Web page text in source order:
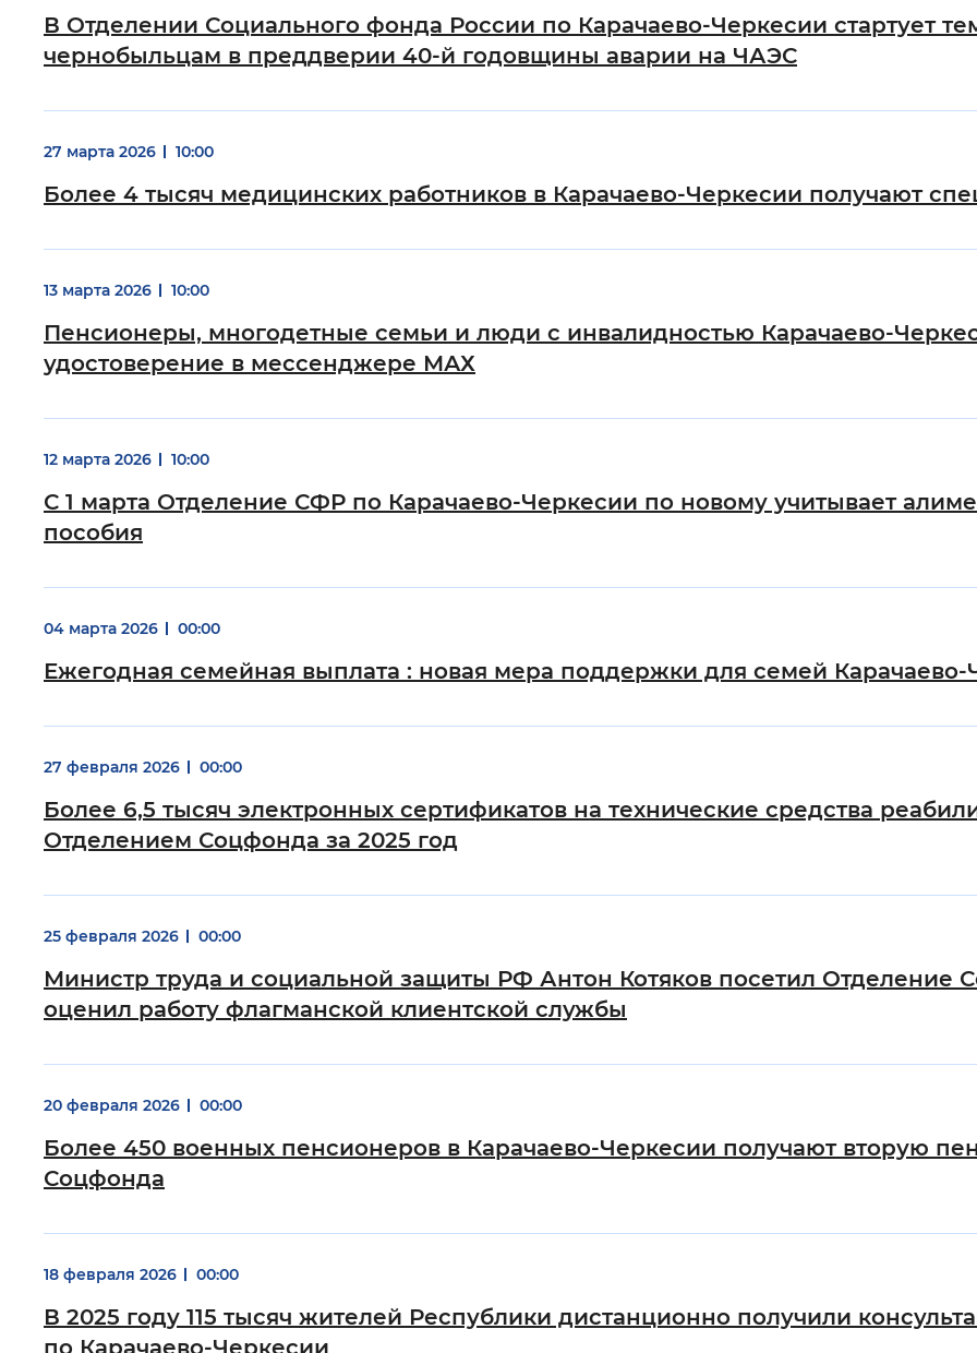
В Отделении Социального фонда России по Карачаево-Черкесии стартует
чернобыльцам в преддверии 40-й годовщины аварии на ЧАЭС
27 марта 2026 10:00
Более 4 тысяч медицинских работников в Карачаево-Черкесии получают
13 марта 2026 10:00
Пенсионеры, многодетные семьи и люди с инвалидностью Карачаево-
удостоверение в мессенджере МАХ
12 марта 2026 10:00
С 1 марта Отделение СФР по Карачаево-Черкесии по новому учитывает
пособия
04 марта 2026 00:00
Ежегодная семейная выплата : новая мера поддержки для семей Карачаево-
27 февраля 2026 00:00
Более 6,5 тысяч электронных сертификатов на технические средства
Отделением Соцфонда за 2025 год
25 февраля 2026 00:00
Министр труда и социальной защиты РФ Антон Котяков посетил Отделение
оценил работу флагманской клиентской службы
20 февраля 2026 00:00
Более 450 военных пенсионеров в Карачаево-Черкесии получают вторую
Соцфонда
18 февраля 2026 00:00
В 2025 году 115 тысяч жителей Республики дистанционно получили
по Карачаево-Черкесии